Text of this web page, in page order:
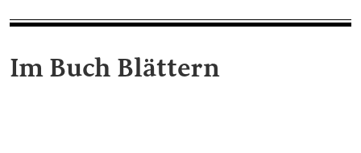
Im Buch Blättern